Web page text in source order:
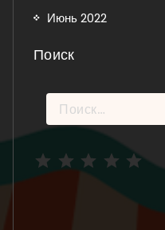
Июнь 2022
Поиск
Найти: